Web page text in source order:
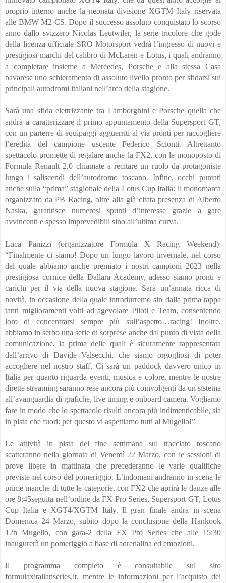
proprio interno anche la neonata divisione XGTM Italy riservata
alle BMW M2 CS. Dopo il successo assoluto conquistato lo scorso
anno dallo svizzero Nicolas Leutwiler, la serie tricolore che gode
della licenza ufficiale SRO Motorsport vedrà l’ingresso di nuovi e
prestigiosi marchi del calibro di McLaren e Lotus, i quali andranno
a completare insieme a Mercedes, Porsche e alla stessa Casa
bavarese uno schieramento di assoluto livello pronto per sfidarsi sui
principali autodromi italiani nell’arco della stagione.
Sarà una sfida elettrizzante tra Lamborghini e Porsche quella che
andrà a caratterizzare il primo appuntamento della Supersport GT,
con un parterre di equipaggi agguerriti al via pronti per raccogliere
l’eredità del campione uscente Federico Scionti. Altrettanto
spettacolo promette di regalare anche la FX2, con le monoposto di
Formula Renault 2.0 chiamate a recitare un ruolo da protagoniste
lungo i saliscendi dell’autodromo toscano. Infine, occhi puntati
anche sulla “prima” stagionale della Lotus Cup Italia: il monomarca
organizzato da PB Racing, oltre alla già citata presenza di Alberto
Naska, garantisce numerosi spunti d’interesse grazie a gare
avvincenti e spesso imprevedibili sino all’ultima curva.
Luca Panizzi (organizzatore Formula X Racing Weekend):
“Finalmente ci siamo! Dopo un lungo lavoro invernale, nel corso
del quale abbiamo anche premiato i nostri campioni 2023 nella
prestigiosa cornice della Dallara Academy, adesso siamo pronti e
carichi per il via della nuova stagione. Sarà un’annata ricca di
novità, in occasione della quale introdurremo sin dalla prima tappa
tanti miglioramenti volti ad agevolare Piloti e Team, consentendo
loro di concentrarsi sempre più sull’aspetto…racing! Inoltre,
abbiamo in serbo una serie di sorprese anche dal punto di vista della
comunicazione, la prima delle quali è sicuramente rappresentata
dall’arrivo di Davide Valsecchi, che siamo orgogliosi di poter
accogliere nel nostro staff. Ci sarà un paddock davvero unico in
Italia per quanto riguarda eventi, musica e colore, mentre le nostre
dirette streaming saranno rese ancora più coinvolgenti da un sistema
all’avanguardia di grafiche, live timing e onboard camera. Vogliamo
fare in modo che lo spettacolo risulti ancora più indimenticabile, sia
in pista che fuori: per questo vi aspettiamo tutti al Mugello!”
Le attività in pista del fine settimana sul tracciato toscano
scatteranno nella giornata di Venerdì 22 Marzo, con le sessioni di
prove libere in mattinata che precederanno le varie qualifiche
previste nel corso del pomeriggio. L’indomani andranno in scena le
prime manche di tutte le categorie, con FX2 che aprirà le danze alle
ore 8:45seguita nell’ordine da FX Pro Series, Supersport GT, Lotus
Cup Italia e XGT4/XGTM Italy. Il gran finale andrà in scena
Domenica 24 Marzo, subito dopo la conclusione della Hankook
12h Mugello, con gara-2 della FX Pro Series che alle 15:30
inaugurerà un pomeriggio a base di adrenalina ed emozioni.
Il programma completo è consultabile sul sito
formulaxitalianseries.it, mentre le informazioni per l’acquisto dei